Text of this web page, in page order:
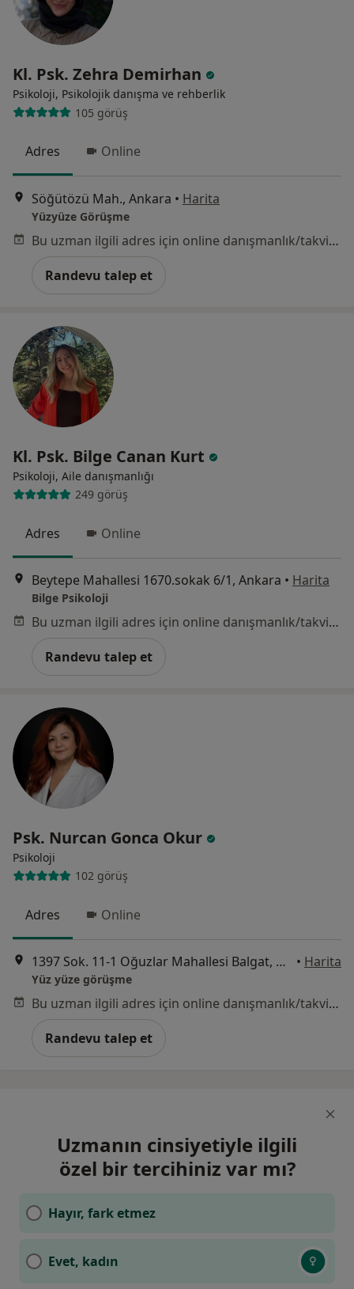
Kl. Psk. Zehra Demirhan
Psikoloji, Psikolojik danışma ve rehberlik
105 görüş
Adres Online
Söğütözü Mah., Ankara • Harita
Yüzyüze Görüşme
Bu uzman ilgili adres için online danışmanlık/takvim sunmuyor.
Randevu talep et
Kl. Psk. Bilge Canan Kurt
Psikoloji, Aile danışmanlığı
249 görüş
Adres Online
Beytepe Mahallesi 1670.sokak 6/1, Ankara • Harita
Bilge Psikoloji
Bu uzman ilgili adres için online danışmanlık/takvim sunmuyor.
Randevu talep et
Psk. Nurcan Gonca Okur
Psikoloji
102 görüş
Adres Online
1397 Sok. 11-1 Oğuzlar Mahallesi Balgat, Ankara • Harita
Yüz yüze görüşme
Bu uzman ilgili adres için online danışmanlık/takvim sunmuyor.
Randevu talep et
Uzmanın cinsiyetiyle ilgili
özel bir tercihiniz var mı?
Hayır, fark etmez
Evet, kadın